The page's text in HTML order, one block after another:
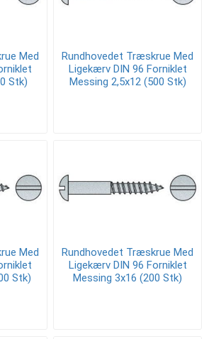
Med
Stk)
Rundhovedet Træskrue Med
Ligekærv DIN 96 Forniklet
Messing 2,5x12 (500 Stk)
Med
Stk)
Rundhovedet Træskrue Med
Ligekærv DIN 96 Forniklet
Messing 3x16 (200 Stk)